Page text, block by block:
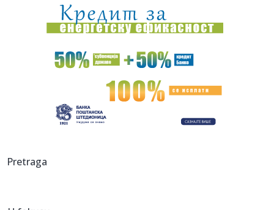
00:17:Velika akcija tokom noći i ranog jutra u Beogradu: Ekipe
izlaze ...
00:02:Na današnji dan, 9. avgust
TEŽAK UDARAC ZA HETAFE PRED EVROPU: Važan igrač
23:46:Bivši igrač Barselone ide u Los Anđeles
koraci koj...
Pretraga